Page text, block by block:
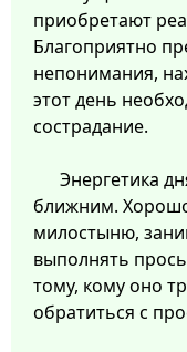
приобретают
Благоприятно
непонимания,
этот день
сострадание.
Энергетика
ближним.
милостыню,
выполнять
тому, кому оно
обратиться с